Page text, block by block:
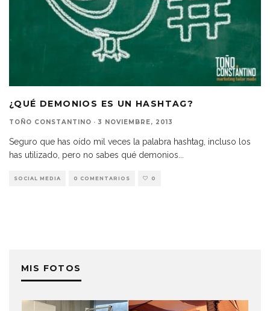
¿QUÉ DEMONIOS ES UN HASHTAG?
TOÑO CONSTANTINO · 3 NOVIEMBRE, 2013
Seguro que has oído mil veces la palabra hashtag, incluso los
has utilizado, pero no sabes qué demonios...
SOCIAL MEDIA 0 COMENTARIOS 0
MIS FOTOS